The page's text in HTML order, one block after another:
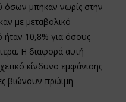
όσων μπήκαν νωρίς στην
με μεταβολικό
10,8% για όσους
Η διαφορά αυτή
κίνδυνο εμφάνισης
βιώνουν πρώιμη